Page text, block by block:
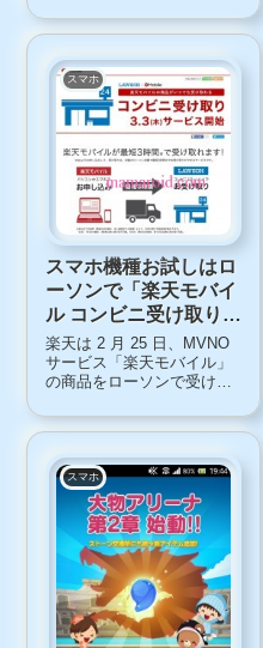
す。取り扱い店舗は、ノジ
マ、ソフマップ、ヨドバシ
カメラの計362店舗。ノジマ
とビックカメラ、ヨドバシ
カメラの...
スマホ
スマホ機種お試しはロ
ーソンで「楽天モバイ
ル コンビニ受け取り」
サービス開始
楽天は 2 月 25 日、MVNO
サービス「楽天モバイル」
の商品をローソンで受け取
を 3 月 3 日に開始すると発
ル コンビニ受け取り」サー
ビスとは「楽天モバイル コ
ンビニ受け取り」サービ
スマホ